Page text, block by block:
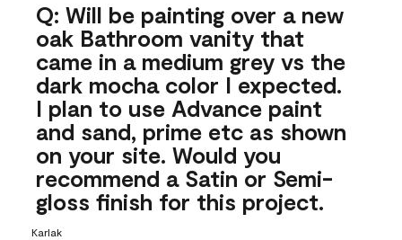
Q: Will be painting over a new
oak Bathroom vanity that
came in a medium grey vs the
dark mocha color I expected.
I plan to use Advance paint
and sand, prime etc as shown
on your site. Would you
recommend a Satin or Semi-
gloss finish for this project.
Karlak